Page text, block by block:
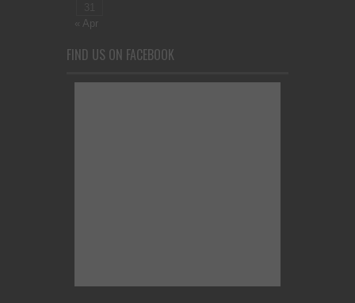
31
« Apr
FIND US ON FACEBOOK